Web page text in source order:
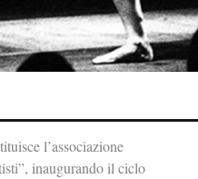
l’associazione
inaugurando il ciclo